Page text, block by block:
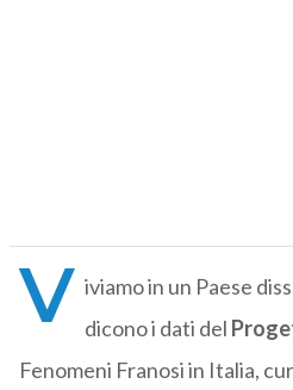
V iviamo in un Paese
dicono i dati del
Fenomeni Franosi in Italia,